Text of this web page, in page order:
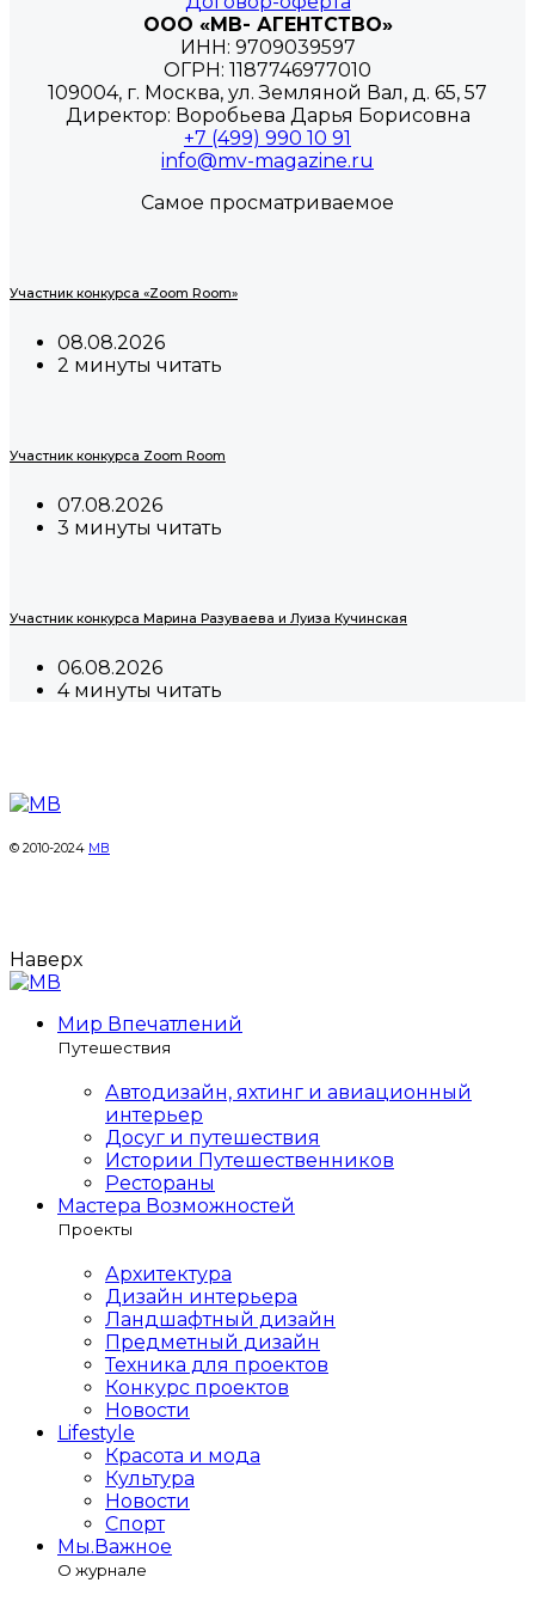
ООО «МВ- АГЕНТСТВО»
ИНН: 9709039597
ОГРН: 1187746977010
109004, г. Москва, ул. Земляной Вал, д. 65, 57
Директор: Воробьева Дарья Борисовна
+7 (499) 990 10 91
info@mv-magazine.ru
Самое просматриваемое
Участник конкурса «Zoom Room»
08.08.2026
2 минуты читать
Участник конкурса Zoom Room
07.08.2026
3 минуты читать
Участник конкурса Марина Разуваева и Луиза Кучинская
06.08.2026
4 минуты читать
© 2010-2024 МВ
Наверх
Мир Впечатлений
Путешествия
Автодизайн, яхтинг и авиационный
интерьер
Досуг и путешествия
Истории Путешественников
Рестораны
Мастера Возможностей
Проекты
Архитектура
Дизайн интерьера
Ландшафтный дизайн
Предметный дизайн
Техника для проектов
Конкурс проектов
Новости
Lifestyle
Красота и мода
Культура
Новости
Спорт
Мы.Важное
О журнале